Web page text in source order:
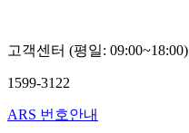
고객센터 (평일: 09:00~18:00)
1599-3122
ARS 번호안내